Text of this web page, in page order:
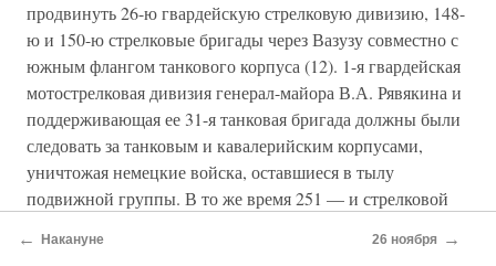
продвинуть 26-ю гвардейскую стрелковую дивизию, 148-
ю и 150-ю стрелковые бригады через Вазузу совместно с
южным флангом танкового корпуса (12). 1-я гвардейская
мотострелковая дивизия генерал-майора В.А. Рявякина и
поддерживающая ее 31-я танковая бригада должны были
следовать за танковым и кавалерийским корпусами,
уничтожая немецкие войска, оставшиеся в тылу
подвижной группы. В то же время 251 — и стрелковой
предмостный плацдарм и расширить зону прорыва на
← Накануне 26 ноября →